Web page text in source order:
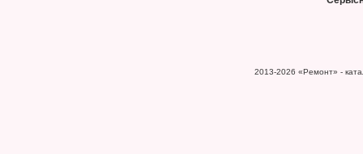
2013-2026 «Ремонт» -